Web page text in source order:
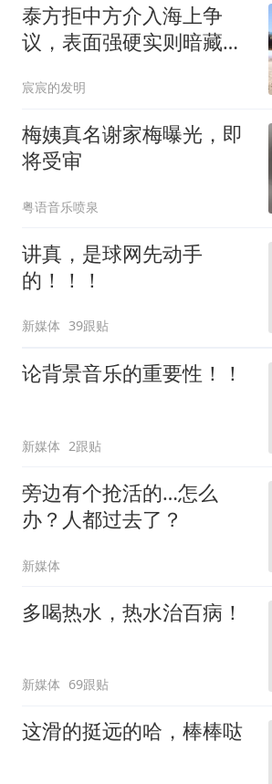
泰方拒中方介入海上争
议，表面强硬实则暗藏玄
宸宸的发明
梅姨真名谢家梅曝光，即
将受审
粤语音乐喷泉
讲真，是球网先动手
的！！！
新媒体 39跟贴
论背景音乐的重要性！！
新媒体 2跟贴
旁边有个抢活的…怎么
办？人都过去了？
新媒体
多喝热水，热水治百病！
新媒体 69跟贴
这滑的挺远的哈，棒棒哒